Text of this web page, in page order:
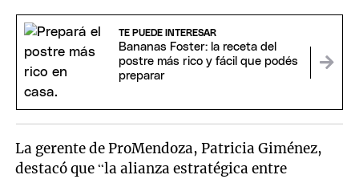
TE PUEDE INTERESAR
Bananas Foster: la receta del
postre más rico y fácil que podés
preparar
La gerente de ProMendoza, Patricia Giménez,
destacó que “la alianza estratégica entre